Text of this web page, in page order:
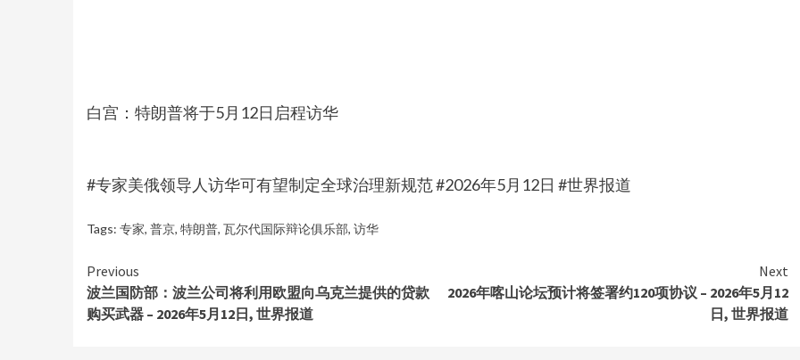
白宫：特朗普将于5月12日启程访华
#专家美俄领导人访华可有望制定全球治理新规范 #2026年5月12日 #世界报道
Tags: 专家, 普京, 特朗普, 瓦尔代国际辩论俱乐部, 访华
Continue
Reading
Previous
波兰国防部：波兰公司将利用欧盟向乌克兰提供的贷款
购买武器 – 2026年5月12日, 世界报道
Next
2026年喀山论坛预计将签署约120项协议 – 2026年5月12
日, 世界报道